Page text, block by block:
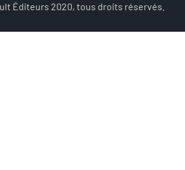
Éditeurs 2020, tous droits réservés.